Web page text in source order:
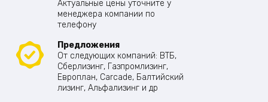
Актуальные цены уточните у
менеджера компании по
телефону
Предложения
От следующих компаний: ВТБ,
Сберлизинг, Газпромлизинг,
Европлан, Carcade, Балтийский
лизинг, Альфализинг и др